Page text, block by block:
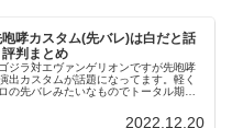
哮カスタム(先バレ)は白だと話
判まとめ
ジラ対エヴァンゲリオンですが先咆哮
出カスタムが話題になってます。軽く
の先バレみたいなものでトータル期待
2022.12.20